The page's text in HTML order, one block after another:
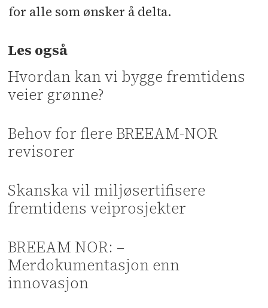
for alle som ønsker å delta.
Les også
Hvordan kan vi bygge fremtidens
veier grønne?
Behov for flere BREEAM-NOR
revisorer
Skanska vil miljøsertifisere
fremtidens veiprosjekter
BREEAM NOR: –
Merdokumentasjon enn
innovasjon